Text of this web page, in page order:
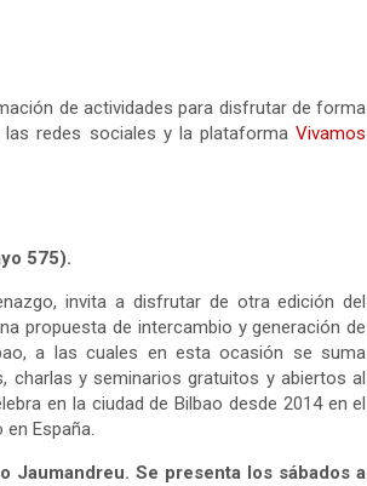
de actividades para disfrutar de forma
las redes sociales y la plataformaVivamos
575).
invita a disfrutar de otra edición del
propuesta de intercambio y generación de
a las cuales en esta ocasión se suma
charlas y seminarios gratuitos y abiertos al
en la ciudad de Bilbao desde 2014 en el
España.
Jaumandreu. Se presenta los sábados a